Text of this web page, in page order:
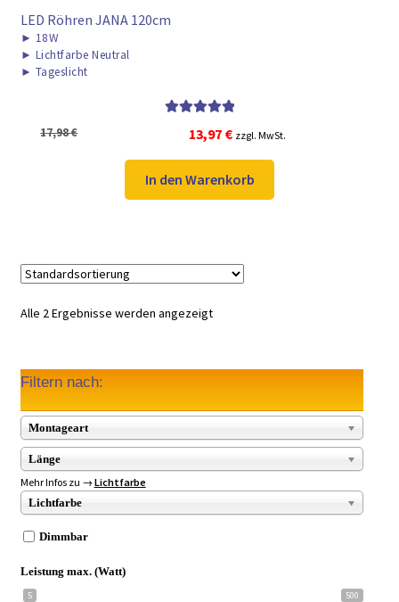
LED Röhren JANA 120cm
► 18W
► Lichtfarbe Neutral
► Tageslicht
von 5
17,98€
Ursprünglicher
Preis
war:
17,98 €
13,97 €Aktueller
Preis
ist:
13,97 €.
zzgl. MwSt.
In den Warenkorb
Alle 2 Ergebnisse werden angezeigt
Filtern nach:
Montageart
Länge
Mehr Infos zu → Lichtfarbe
Lichtfarbe
Dimmbar
Leistung max. (Watt)
5 500